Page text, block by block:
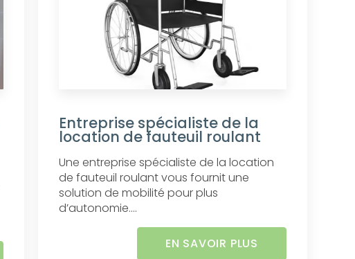
Entreprise spécialiste de la
location de fauteuil roulant
Une entreprise spécialiste de la location
de fauteuil roulant vous fournit une
solution de mobilité pour plus
d’autonomie....
EN SAVOIR PLUS